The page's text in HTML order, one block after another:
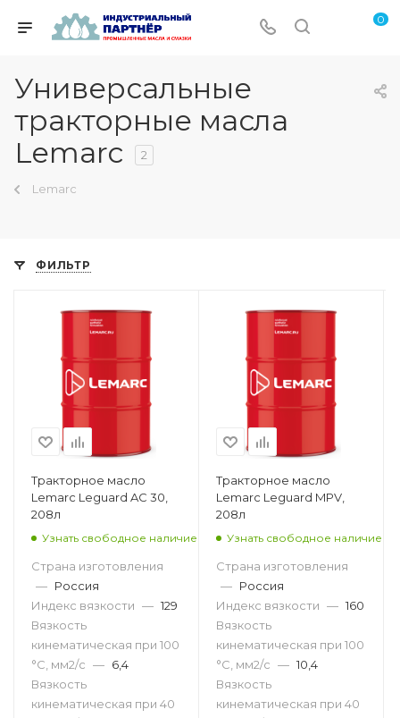
0
Универсальные
тракторные масла
Lemarc
2
Lemarc
ФИЛЬТР
Тракторное масло
Lemarc Leguard AC 30,
208л
Узнать свободное наличие
Страна изготовления
— Россия
Индекс вязкости — 129
Вязкость
кинематическая при 100
°С, мм2/с — 6,4
Вязкость
кинематическая при 40
Тракторное масло
Lemarc Leguard MPV,
208л
Узнать свободное наличие
Страна изготовления
— Россия
Индекс вязкости — 160
Вязкость
кинематическая при 100
°С, мм2/с — 10,4
Вязкость
кинематическая при 40